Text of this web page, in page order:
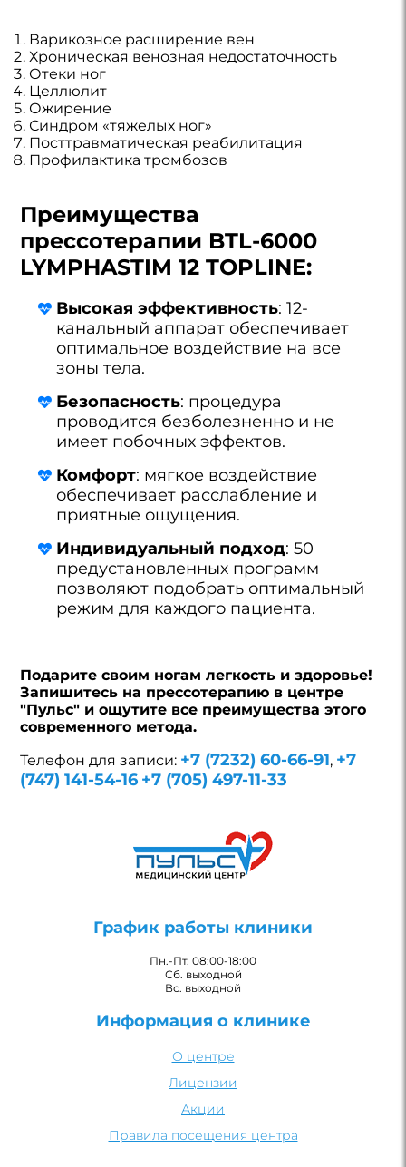
Варикозное расширение вен
Хроническая венозная недостаточность
Отеки ног
Целлюлит
Ожирение
Синдром «тяжелых ног»
Посттравматическая реабилитация
Профилактика тромбозов
Преимущества
прессотерапии BTL-6000
LYMPHASTIM 12 TOPLINE:
Высокая эффективность: 12-
канальный аппарат обеспечивает
оптимальное воздействие на все
зоны тела.
Безопасность: процедура
проводится безболезненно и не
имеет побочных эффектов.
Комфорт: мягкое воздействие
обеспечивает расслабление и
приятные ощущения.
Индивидуальный подход: 50
предустановленных программ
позволяют подобрать оптимальный
режим для каждого пациента.
Подарите своим ногам легкость и здоровье!
Запишитесь на прессотерапию в центре
"Пульс" и ощутите все преимущества этого
современного метода.
Телефон для записи: +7 (7232) 60-66-91, +7
(747) 141-54-16 +7 (705) 497-11-33
График работы клиники
Пн.-Пт. 08:00-18:00
Сб. выходной
Вс. выходной
Информация о клинике
О центре
Лицензии
Акции
Правила посещения центра